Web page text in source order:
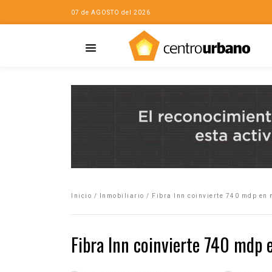
07 de AGOSTO del 2026
Inicio / Inmobiliario / Fibra Inn coinvierte 740 mdp en
Fibra Inn coinvierte 740 mdp